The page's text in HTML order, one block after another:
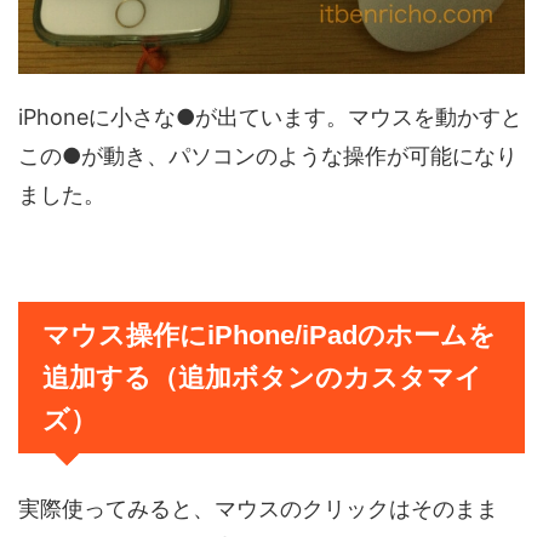
iPhoneに小さな●が出ています。マウスを動かすと
この●が動き、パソコンのような操作が可能になり
ました。
マウス操作にiPhone/iPadのホームを
追加する（追加ボタンのカスタマイ
ズ）
実際使ってみると、マウスのクリックはそのまま